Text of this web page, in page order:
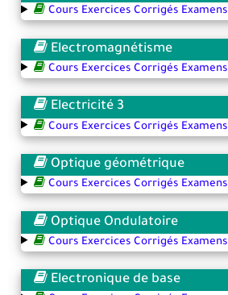
Cours Exercices Corrigés Examens
Electromagnétisme
Cours Exercices Corrigés Examens
Electricité 3
Cours Exercices Corrigés Examens
Optique géométrique
Cours Exercices Corrigés Examens
Optique Ondulatoire
Cours Exercices Corrigés Examens
Electronique de base